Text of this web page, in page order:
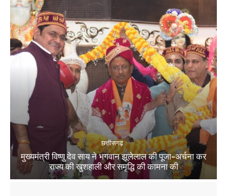
छत्तीसगढ़
मुख्यमंत्री विष्णु देव साय ने भगवान झूलेलाल की पूजा-अर्चना कर
राज्य की खुशहाली और समृद्धि की कामना की